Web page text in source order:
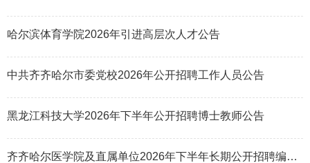
哈尔滨体育学院2026年引进高层次人才公告
中共齐齐哈尔市委党校2026年公开招聘工作人员公告
黑龙江科技大学2026年下半年公开招聘博士教师公告
齐齐哈尔医学院及直属单位2026年下半年长期公开招聘编制内工作人员公告